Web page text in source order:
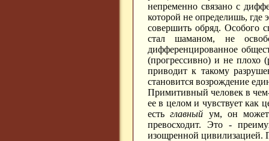
непременно связано с
которой не определишь, где
совершить обряд. Особого
стал шаманом, не
дифференцированное
(прогрессивно) и не плохо
приводит к такому
становится возрождение
Примитивный человек в
ее в целом и чувствует
естьглавный ум, он может
превосходит. Это -
изощренной цивилизацией.